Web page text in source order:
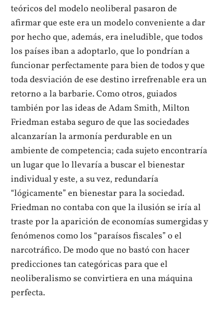
teóricos del modelo neoliberal pasaron de
afirmar que este era un modelo conveniente a dar
por hecho que, además, era ineludible, que todos
los países iban a adoptarlo, que lo pondrían a
funcionar perfectamente para bien de todos y que
toda desviación de ese destino irrefrenable era un
retorno a la barbarie. Como otros, guiados
también por las ideas de Adam Smith, Milton
Friedman estaba seguro de que las sociedades
alcanzarían la armonía perdurable en un
ambiente de competencia; cada sujeto encontraría
un lugar que lo llevaría a buscar el bienestar
individual y este, a su vez, redundaría
“lógicamente” en bienestar para la sociedad.
Friedman no contaba con que la ilusión se iría al
traste por la aparición de economías sumergidas y
fenómenos como los “paraísos fiscales” o el
narcotráfico. De modo que no bastó con hacer
predicciones tan categóricas para que el
neoliberalismo se convirtiera en una máquina
perfecta.